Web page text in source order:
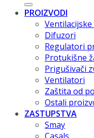
PROIZVODI
Difuzori
Regulatori
Protukišne
Prigušivači
Ventilatori
Zaštita od
Ostali
ZASTUPSTVA
Smay